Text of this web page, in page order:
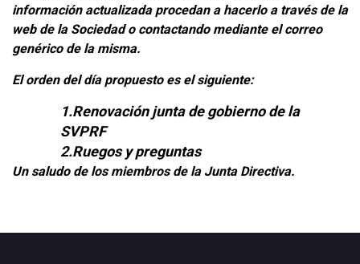
información actualizada procedan a hacerlo a través de la
web de la Sociedad o contactando mediante el correo
genérico de la misma.
El orden del día propuesto es el siguiente:
1.Renovación junta de gobierno de la
SVPRF
2.Ruegos y preguntas
Un saludo de los miembros de la Junta Directiva.